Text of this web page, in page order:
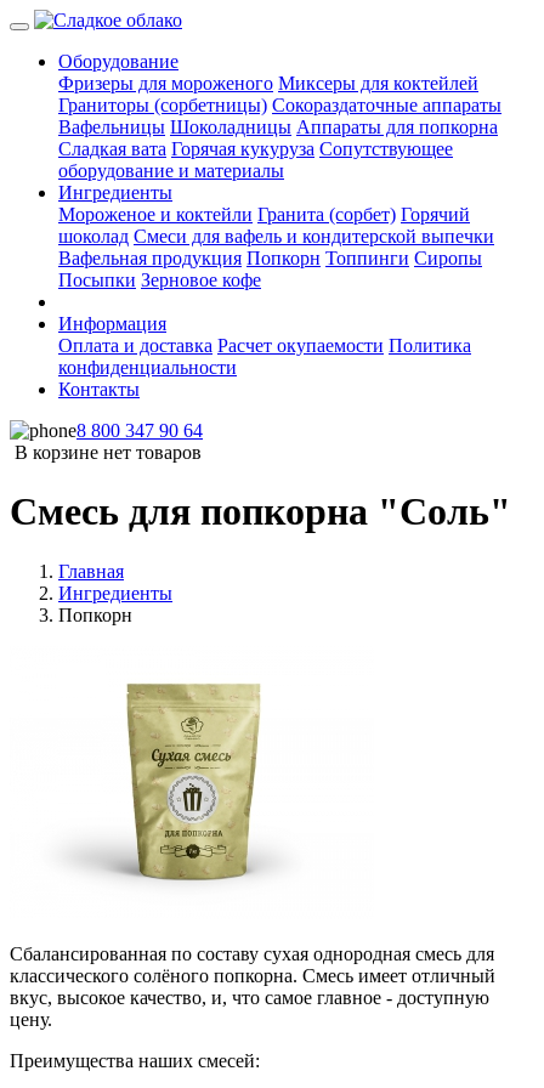
Оборудование
Фризеры для мороженого Миксеры для коктейлей
Граниторы (сорбетницы) Сокораздаточные аппараты
Вафельницы Шоколадницы Аппараты для попкорна
Сладкая вата Горячая кукуруза Сопутствующее
оборудование и материалы
Ингредиенты
Мороженое и коктейли Гранита (сорбет) Горячий
шоколад Смеси для вафель и кондитерской выпечки
Вафельная продукция Попкорн Топпинги Сиропы
Посыпки Зерновое кофе
Информация
Оплата и доставка Расчет окупаемости Политика
конфиденциальности
Контакты
8 800 347 90 64
В корзине нет товаров
Смесь для попкорна "Соль"
Главная
Ингредиенты
Попкорн
Сбалансированная по составу сухая однородная смесь для
классического солёного попкорна. Смесь имеет отличный
вкус, высокое качество, и, что самое главное - доступную
цену.
Преимущества наших смесей: